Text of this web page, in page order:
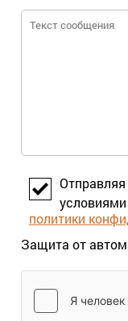
условиями
политики
Защита от